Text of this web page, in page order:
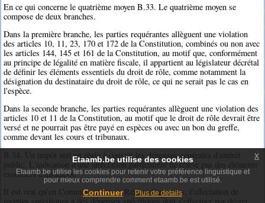
En ce qui concerne le quatrième moyen B.33. Le quatrième moyen se
compose de deux branches.
Dans la première branche, les parties requérantes allèguent une violation
des articles 10, 11, 23, 170 et 172 de la Constitution, combinés ou non avec
les articles 144, 145 et 161 de la Constitution, au motif que, conformément
au principe de légalité en matière fiscale, il appartient au législateur décrétal
de définir les éléments essentiels du droit de rôle, comme notamment la
désignation du destinataire du droit de rôle, ce qui ne serait pas le cas en
l'espèce.
Dans la seconde branche, les parties requérantes allèguent une violation des
articles 10 et 11 de la Constitution, au motif que le droit de rôle devrait être
versé et ne pourrait pas être payé en espèces ou avec un bon du greffe,
comme devant les cours et tribunaux.
B.34. Un impôt sert en règle à couvrir les dépenses générales d'intérêt
public. L'indication d'une affectation particulière ne relève pas des éléments
essentiels d'un impôt.
Il est vrai qu'en Communauté et en Région flamandes, l'affectation de
Etaamb.be utilise des cookies
Etaamb.be utilise les cookies pour retenir votre préférence linguistique et
pour mieux comprendre comment etaamb.be est utilisé.
Continuer Plus de details
x